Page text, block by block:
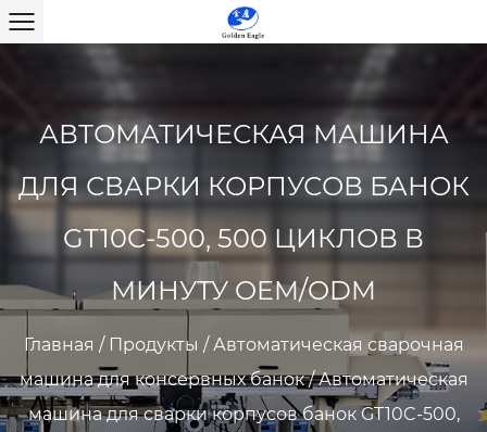
АВТОМАТИЧЕСКАЯ МАШИНА
ДЛЯ СВАРКИ КОРПУСОВ БАНОК
GT10C-500, 500 ЦИКЛОВ В
МИНУТУ OEM/ODM
Главная / Продукты /Автоматическая сварочная
машина для консервных банок/Автоматическая
машина для сварки корпусов банок GT10C-500,